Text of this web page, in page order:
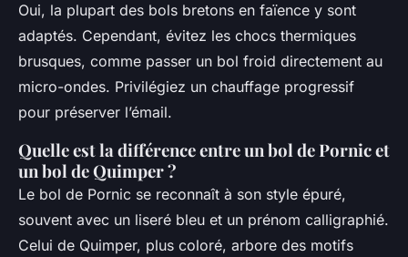
Oui, la plupart des bols bretons en faïence y sont
adaptés. Cependant, évitez les chocs thermiques
brusques, comme passer un bol froid directement au
micro-ondes. Privilégiez un chauffage progressif
pour préserver l’émail.
Quelle est la différence entre un bol de Pornic et
un bol de Quimper ?
Le bol de Pornic se reconnaît à son style épuré,
souvent avec un liseré bleu et un prénom calligraphié.
Celui de Quimper, plus coloré, arbore des motifs